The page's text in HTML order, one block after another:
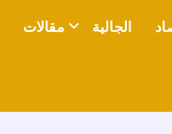
الجالية مقالات